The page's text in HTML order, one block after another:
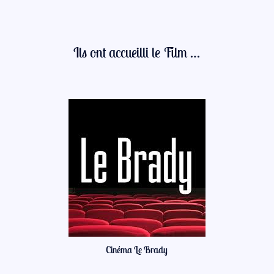
Ils ont accueilli le Film …
Cinéma Le Brady